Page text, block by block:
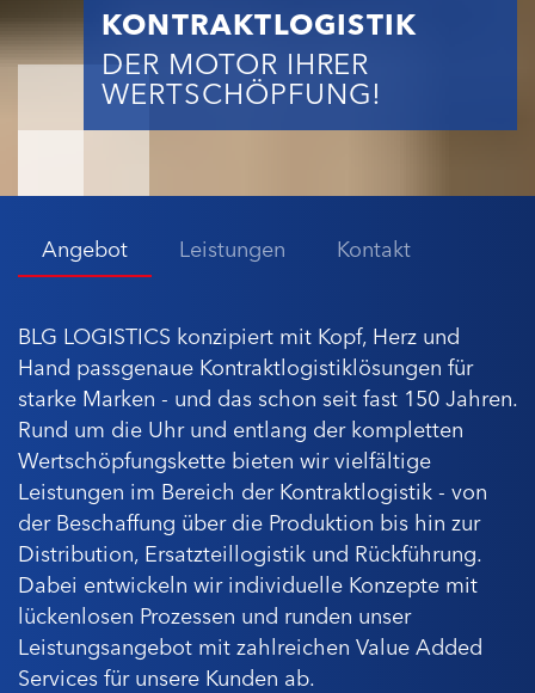
KONTRAKTLOGISTIK
DER MOTOR IHRER
WERTSCHÖPFUNG!
Angebot Leistungen Kontakt
BLG LOGISTICS konzipiert mit Kopf, Herz und
Hand passgenaue Kontraktlogistiklösungen für
starke Marken - und das schon seit fast 150 Jahren.
Rund um die Uhr und entlang der kompletten
Wertschöpfungskette bieten wir vielfältige
Leistungen im Bereich der Kontraktlogistik - von
der Beschaffung über die Produktion bis hin zur
Distribution, Ersatzteillogistik und Rückführung.
Dabei entwickeln wir individuelle Konzepte mit
lückenlosen Prozessen und runden unser
Leistungsangebot mit zahlreichen Value Added
Services für unsere Kunden ab.